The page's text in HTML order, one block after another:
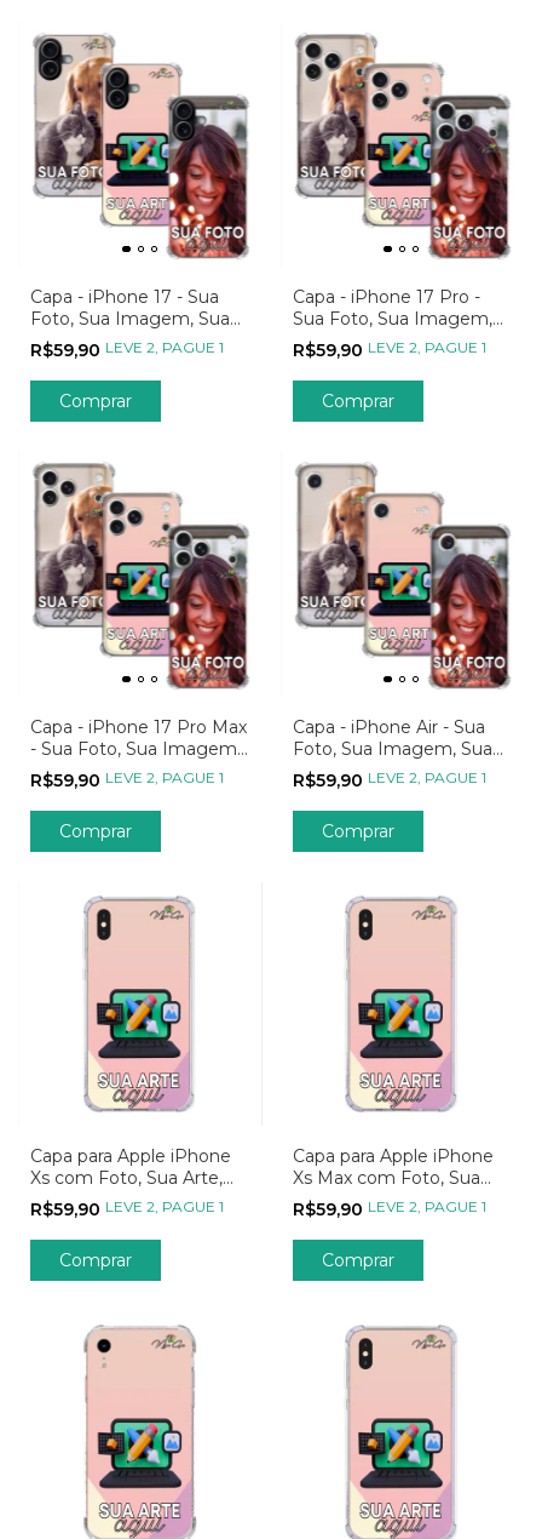
Capa - iPhone 17 - Sua
Foto, Sua Imagem, Sua
Arte
R$59,90 LEVE 2, PAGUE 1
Comprar
Capa - iPhone 17 Pro -
Sua Foto, Sua Imagem,
Sua Arte
R$59,90 LEVE 2, PAGUE 1
Comprar
Capa - iPhone 17 Pro Max
- Sua Foto, Sua Imagem,
Sua Arte
R$59,90 LEVE 2, PAGUE 1
Comprar
Capa - iPhone Air - Sua
Foto, Sua Imagem, Sua
Arte
R$59,90 LEVE 2, PAGUE 1
Comprar
Capa para Apple iPhone
Xs com Foto, Sua Arte,
Seu Jeito, Sua Estampa
R$59,90 LEVE 2, PAGUE 1
Comprar
Capa para Apple iPhone
Xs Max com Foto, Sua
Arte, Seu Jeito, Sua
Estampa
R$59,90 LEVE 2, PAGUE 1
Comprar